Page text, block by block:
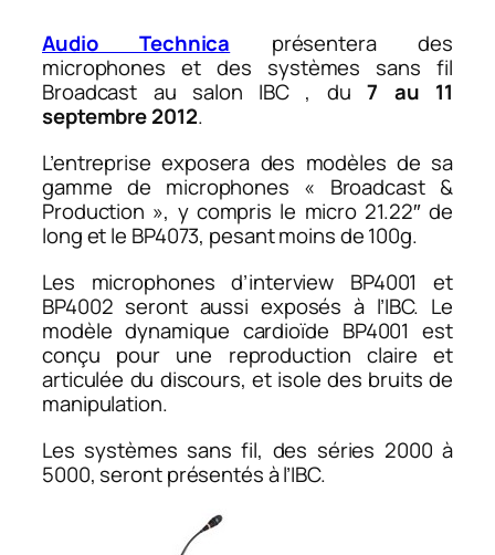
Audio Technica présentera des
microphones et des systèmes sans fil
Broadcast au salon IBC , du7 au 11
septembre 2012.
L’entreprise exposera des modèles de sa
gamme de microphones « Broadcast &
Production », y compris le micro 21.22″ de
long et le BP4073, pesant moins de 100g.
Les microphones d’interview BP4001 et
BP4002 seront aussi exposés à l’IBC. Le
modèle dynamique cardioïde BP4001 est
conçu pour une reproduction claire et
articulée du discours, et isole des bruits de
manipulation.
Les systèmes sans fil, des séries 2000 à
5000, seront présentés à l’IBC.